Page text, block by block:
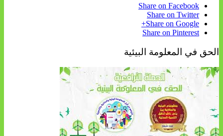
Share on Facebook
Share on Twitter
Share on Google+
Share on Pinterest
الحق في المعلومة البيئية